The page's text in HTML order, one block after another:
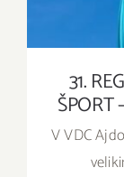
31.
ŠPORT
V VDC